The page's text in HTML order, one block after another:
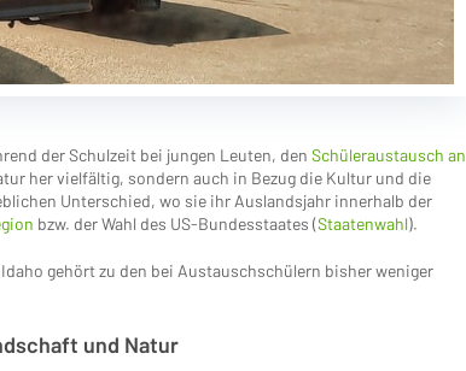
der Schulzeit bei jungen Leuten, den Schüleraustausch an
her vielfältig, sondern auch in Bezug die Kultur und die
Unterschied, wo sie ihr Auslandsjahr innerhalb der
bzw. der Wahl des US-Bundesstaates (Staatenwahl).
gehört zu den bei Austauschschülern bisher weniger
und Natur